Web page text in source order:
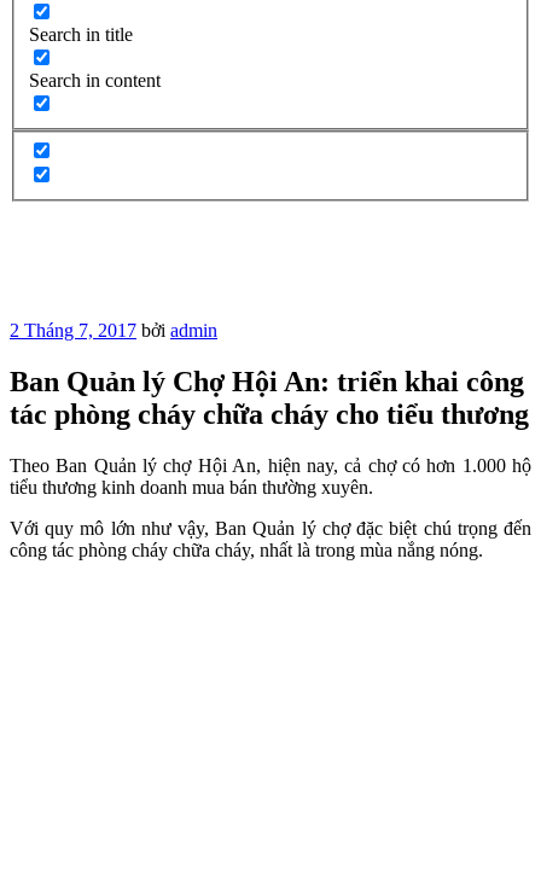
Search in title
Search in content
Đăng
2 Tháng 7, 2017 bởi admin
Ban Quản lý Chợ Hội An: triển khai công
tác phòng cháy chữa cháy cho tiểu thương
Theo Ban Quản lý chợ Hội An, hiện nay, cả chợ có hơn 1.000 hộ
tiểu thương kinh doanh mua bán thường xuyên.
Với quy mô lớn như vậy, Ban Quản lý chợ đặc biệt chú trọng đến
công tác phòng cháy chữa cháy, nhất là trong mùa nắng nóng.